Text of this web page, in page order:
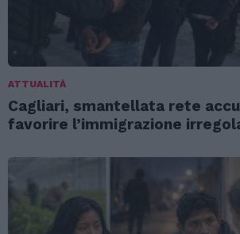
ATTUALITÀ
Cagliari, smantellata rete
favorire l’immigrazione